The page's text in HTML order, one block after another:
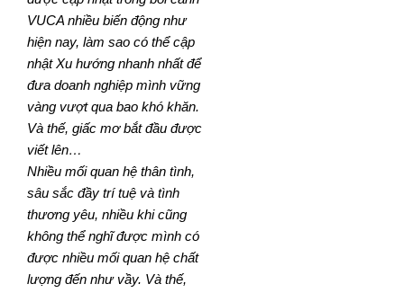
VUCA nhiều biến động như
hiện nay, làm sao có thể cập
nhật Xu hướng nhanh nhất để
đưa doanh nghiệp mình vững
vàng vượt qua bao khó khăn.
Và thế, giấc mơ bắt đầu được
viết lên…
Nhiều mối quan hệ thân tình,
sâu sắc đầy trí tuệ và tình
thương yêu, nhiều khi cũng
không thể nghĩ được mình có
được nhiều mối quan hệ chất
lượng đến như vầy. Và thế,